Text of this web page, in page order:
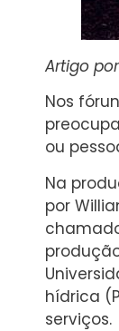
Artigo
Nos
ou
Na
por
hídrica
serviços.